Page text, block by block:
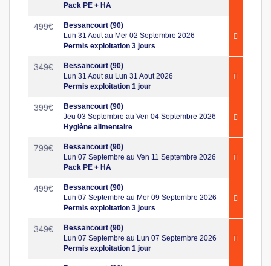
Pack PE + HA
499€
Bessancourt (90)
Lun 31 Aout au Mer 02 Septembre 2026
Permis exploitation 3 jours
349€
Bessancourt (90)
Lun 31 Aout au Lun 31 Aout 2026
Permis exploitation 1 jour
399€
Bessancourt (90)
Jeu 03 Septembre au Ven 04 Septembre 2026
Hygiène alimentaire
799€
Bessancourt (90)
Lun 07 Septembre au Ven 11 Septembre 2026
Pack PE + HA
499€
Bessancourt (90)
Lun 07 Septembre au Mer 09 Septembre 2026
Permis exploitation 3 jours
349€
Bessancourt (90)
Lun 07 Septembre au Lun 07 Septembre 2026
Permis exploitation 1 jour